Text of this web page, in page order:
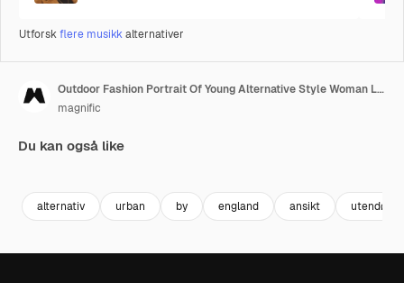
Utforskflere musikkalternativer
Outdoor Fashion Portrait Of Young Alternative Style Woman Leaning In Smiling Into Camera Against Graffiti Covered Walls Of London City Street UK In Real Time 1
magnific
Du kan også like
alternativ urban by england ansikt utendørs